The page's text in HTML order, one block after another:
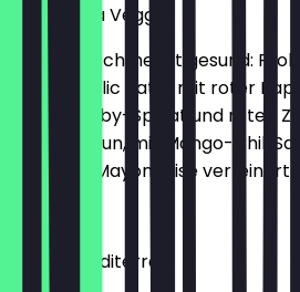
Hot Quinoa Veggie
So lecker schmeckt gesund:
Quinoa Chilic Patty mit roter
zartem Baby-Spinat und roten
Ciabatta Bun, mit Mango-Chili
cremiger Mayonnaise verfeinert
Veggie Mediterran